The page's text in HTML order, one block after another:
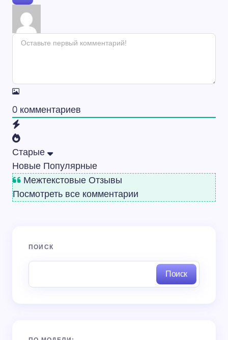
0комментариев
Старые
НовыеПопулярные
Межтекстовые Отзывы
Посмотреть все комментарии
ПОИСК
Поиск